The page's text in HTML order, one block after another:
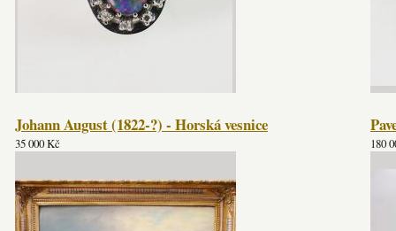
Johann August (1822-?) - Horská vesnice
35 000 Kč 180